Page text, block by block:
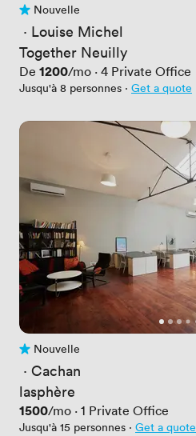
Pas encore d'avis
Nouvelle
· Louise Michel
Together Neuilly
De Prix
1200/mo · 4 Private Office
Jusqu'à 8 personnes · Get a quote
Pas encore d'avis
Nouvelle
· Cachan
lasphère
Prix
1500/mo · 1 Private Office
Jusqu'à 15 personnes · Get a quote